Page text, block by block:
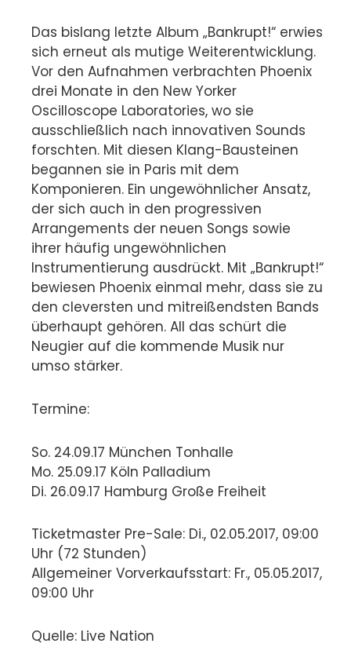
Das bislang letzte Album „Bankrupt!“ erwies
sich erneut als mutige Weiterentwicklung.
Vor den Aufnahmen verbrachten Phoenix
drei Monate in den New Yorker
Oscilloscope Laboratories, wo sie
ausschließlich nach innovativen Sounds
forschten. Mit diesen Klang-Bausteinen
begannen sie in Paris mit dem
Komponieren. Ein ungewöhnlicher Ansatz,
der sich auch in den progressiven
Arrangements der neuen Songs sowie
ihrer häufig ungewöhnlichen
Instrumentierung ausdrückt. Mit „Bankrupt!“
bewiesen Phoenix einmal mehr, dass sie zu
den cleversten und mitreißendsten Bands
überhaupt gehören. All das schürt die
Neugier auf die kommende Musik nur
umso stärker.
Termine:
So. 24.09.17 München Tonhalle
Mo. 25.09.17 Köln Palladium
Di. 26.09.17 Hamburg Große Freiheit
Ticketmaster Pre-Sale: Di., 02.05.2017, 09:00
Uhr (72 Stunden)
Allgemeiner Vorverkaufsstart: Fr., 05.05.2017,
09:00 Uhr
Quelle: Live Nation